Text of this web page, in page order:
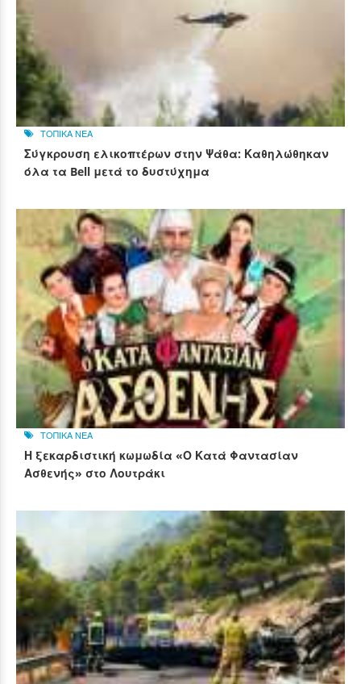
ΤΟΠΙΚΑ ΝΕΑ
Σύγκρουση ελικοπτέρων στην Ψάθα: Καθηλώθηκαν
όλα τα Bell μετά το δυστύχημα
ΤΟΠΙΚΑ ΝΕΑ
Η ξεκαρδιστική κωμωδία «Ο Κατά Φαντασίαν
Ασθενής» στο Λουτράκι